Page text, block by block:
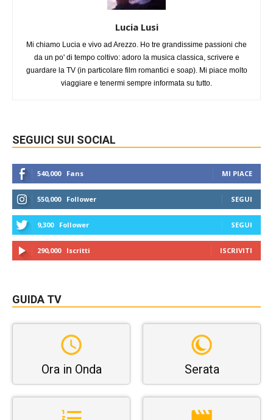
Lucia Lusi
Mi chiamo Lucia e vivo ad Arezzo. Ho tre grandissime passioni che
da un po' di tempo coltivo: adoro la musica classica, scrivere e
guardare la TV (in particolare film romantici e soap). Mi piace molto
viaggiare e tenermi sempre informata su tutto.
SEGUICI SUI SOCIAL
540,000 Fans MI PIACE
550,000 Follower SEGUI
9,300 Follower SEGUI
290,000 Iscritti ISCRIVITI
GUIDA TV
Ora in Onda Serata